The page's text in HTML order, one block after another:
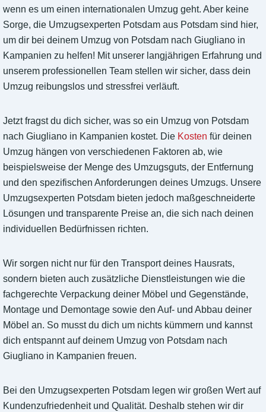
wenn es um einen internationalen Umzug geht. Aber keine
Sorge, die Umzugsexperten Potsdam aus Potsdam sind hier,
um dir bei deinem Umzug von Potsdam nach Giugliano in
Kampanien zu helfen! Mit unserer langjährigen Erfahrung und
unserem professionellen Team stellen wir sicher, dass dein
Umzug reibungslos und stressfrei verläuft.
Jetzt fragst du dich sicher, was so ein Umzug von Potsdam
nach Giugliano in Kampanien kostet. Die Kosten für deinen
Umzug hängen von verschiedenen Faktoren ab, wie
beispielsweise der Menge des Umzugsguts, der Entfernung
und den spezifischen Anforderungen deines Umzugs. Unsere
Umzugsexperten Potsdam bieten jedoch maßgeschneiderte
Lösungen und transparente Preise an, die sich nach deinen
individuellen Bedürfnissen richten.
Wir sorgen nicht nur für den Transport deines Hausrats,
sondern bieten auch zusätzliche Dienstleistungen wie die
fachgerechte Verpackung deiner Möbel und Gegenstände,
Montage und Demontage sowie den Auf- und Abbau deiner
Möbel an. So musst du dich um nichts kümmern und kannst
dich entspannt auf deinem Umzug von Potsdam nach
Giugliano in Kampanien freuen.
Bei den Umzugsexperten Potsdam legen wir großen Wert auf
Kundenzufriedenheit und Qualität. Deshalb stehen wir dir